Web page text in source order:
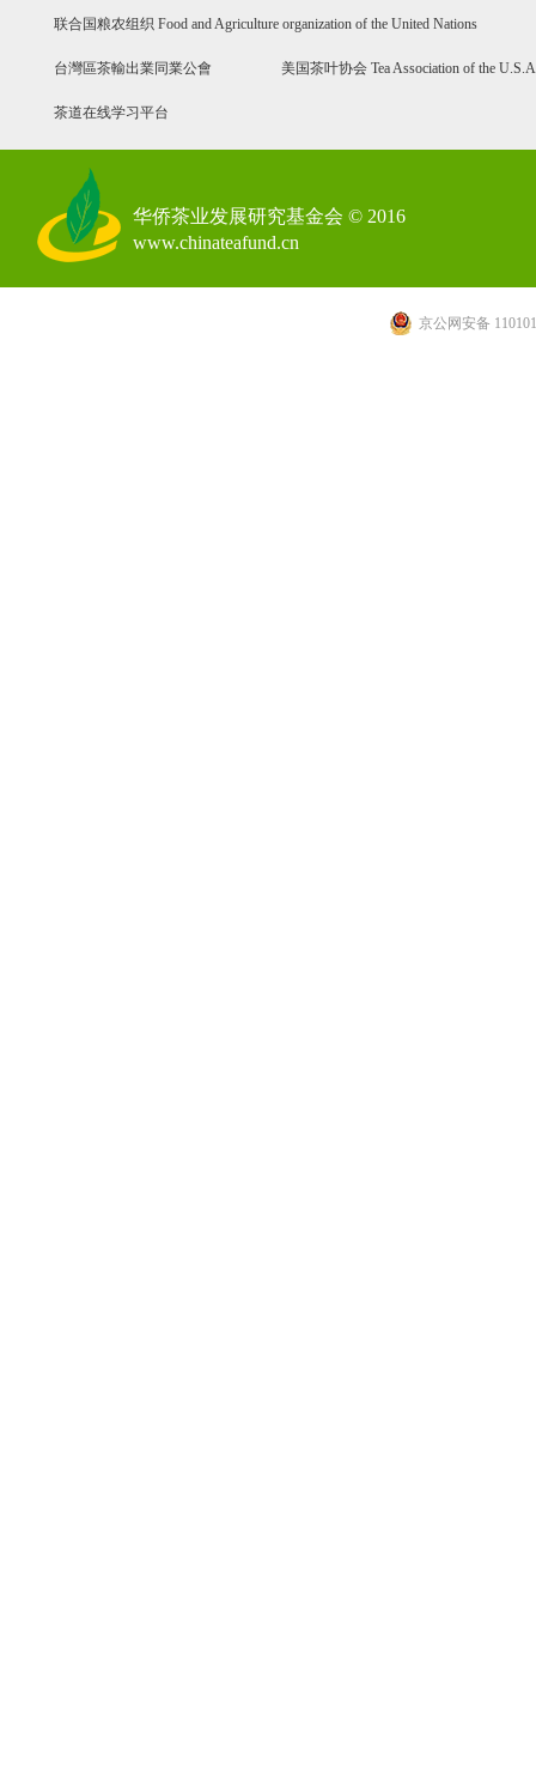
联合国粮农组织 Food and Agriculture organization of the United Nations
台灣區茶輸出業同業公會 美国茶叶协会 Tea Association of the U.S.A
茶道在线学习平台
华侨茶业发展研究基金会 © 2016
www.chinateafund.cn
京公网安备